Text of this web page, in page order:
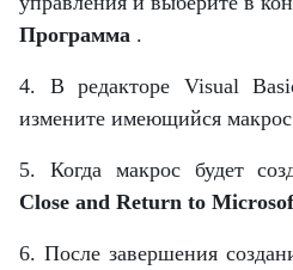
Программа .
4. В редакторе Visual
измените имеющийся
5. Когда макрос будет
Close and Return to
6. После завершения